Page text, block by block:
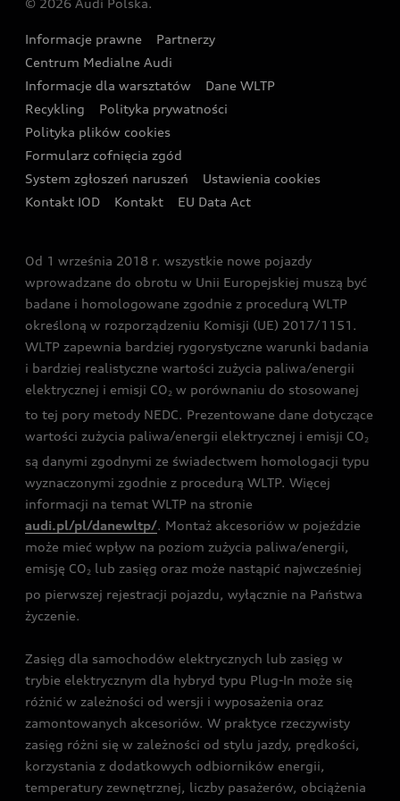
Wyszukaj najbliższego Partnera Audi
Oferta dla przedsiębiorców
Oferta dla klientów prywatnych
Kalkulator rat
Ubezpieczenie
Audi exclusive
Zasięg
Gwarancja
Akcje serwisowe Audi
Katalog online akcesoriów
Audi i Muzeum Sztuki Nowoczesnej w Warszawie
Audi driving experience
Audi quattro Cup
Audi i Puchar Świata w Skokach Narciarskich w
Zakopanem
© 2026 Audi Polska.
Informacje prawne
Partnerzy
Centrum Medialne Audi
Informacje dla warsztatów
Dane WLTP
Recykling
Polityka prywatności
Polityka plików cookies
Formularz cofnięcia zgód
System zgłoszeń naruszeń
Ustawienia cookies
Kontakt IOD
Kontakt EU Data Act
Od 1 września 2018 r. wszystkie nowe pojazdy
wprowadzane do obrotu w Unii Europejskiej muszą być
badane i homologowane zgodnie z procedurą WLTP
określoną w rozporządzeniu Komisji (UE) 2017/1151.
WLTP zapewnia bardziej rygorystyczne warunki badania
i bardziej realistyczne wartości zużycia paliwa/energii
elektrycznej i emisji CO2 w porównaniu do stosowanej
to tej pory metody NEDC. Prezentowane dane dotyczące
wartości zużycia paliwa/energii elektrycznej i emisji CO2
są danymi zgodnymi ze świadectwem homologacji typu
wyznaczonymi zgodnie z procedurą WLTP. Więcej
informacji na temat WLTP na stronie
audi.pl/pl/danewltp/. Montaż akcesoriów w pojeździe
może mieć wpływ na poziom zużycia paliwa/energii,
emisję CO2 lub zasięg oraz może nastąpić najwcześniej
po pierwszej rejestracji pojazdu, wyłącznie na Państwa
życzenie.
Zasięg dla samochodów elektrycznych lub zasięg w
trybie elektrycznym dla hybryd typu Plug-In może się
różnić w zależności od wersji i wyposażenia oraz
zamontowanych akcesoriów. W praktyce rzeczywisty
zasięg różni się w zależności od stylu jazdy, prędkości,
korzystania z dodatkowych odbiorników energii,
temperatury zewnętrznej, liczby pasażerów, obciążenia